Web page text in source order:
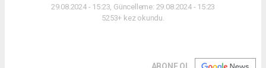
29.08.2024 - 15:23, Güncelleme: 29.08.2024 - 15:23
5253+ kez okundu.
ABONE OL